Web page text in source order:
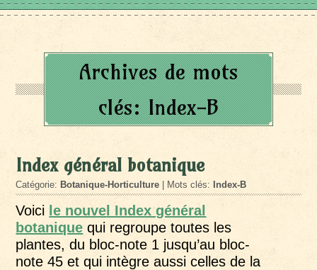
Archives de mots
clés:Index-B
Index général botanique
Catégorie: Botanique-Horticulture | Mots clés: Index-B
Voici le nouvel Index général
botanique qui regroupe toutes les
plantes, du bloc-note 1 jusqu’au bloc-
note 45 et qui intègre aussi celles de la